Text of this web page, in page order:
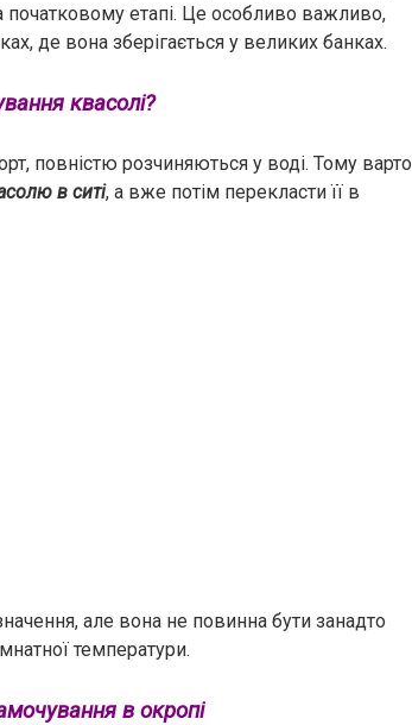
етапі. Це особливо важливо,
де вона зберігається у великих банках.
квасолі?
повністю розчиняються у воді. Тому варто
в ситі, а вже потім перекласти її в
але вона не повинна бути занадто
температури.
в окропі